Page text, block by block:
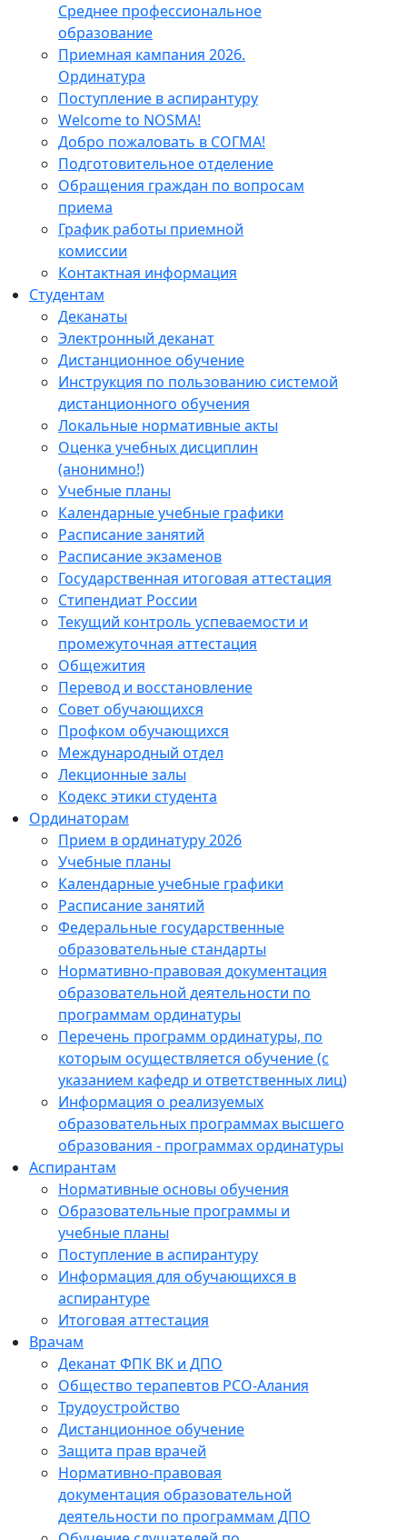
Среднее профессиональное
образование
Приемная кампания 2026.
Ординатура
Поступление в аспирантуру
Welcome to NOSMA!
Добро пожаловать в СОГМА!
Подготовительное отделение
Обращения граждан по вопросам
приема
График работы приемной
комиссии
Контактная информация
Студентам
Деканаты
Электронный деканат
Дистанционное обучение
Инструкция по пользованию системой
дистанционного обучения
Локальные нормативные акты
Оценка учебных дисциплин
(анонимно!)
Учебные планы
Календарные учебные графики
Расписание занятий
Расписание экзаменов
Государственная итоговая аттестация
Стипендиат России
Текущий контроль успеваемости и
промежуточная аттестация
Общежития
Перевод и восстановление
Совет обучающихся
Профком обучающихся
Международный отдел
Лекционные залы
Кодекс этики студента
Ординаторам
Прием в ординатуру 2026
Учебные планы
Календарные учебные графики
Расписание занятий
Федеральные государственные
образовательные стандарты
Нормативно-правовая документация
образовательной деятельности по
программам ординатуры
Перечень программ ординатуры, по
которым осуществляется обучение (с
указанием кафедр и ответственных лиц)
Информация о реализуемых
образовательных программах высшего
образования - программах ординатуры
Аспирантам
Нормативные основы обучения
Образовательные программы и
учебные планы
Поступление в аспирантуру
Информация для обучающихся в
аспирантуре
Итоговая аттестация
Врачам
Деканат ФПК ВК и ДПО
Общество терапевтов РСО-Алания
Трудоустройство
Дистанционное обучение
Защита прав врачей
Нормативно-правовая
документация образовательной
деятельности по программам ДПО